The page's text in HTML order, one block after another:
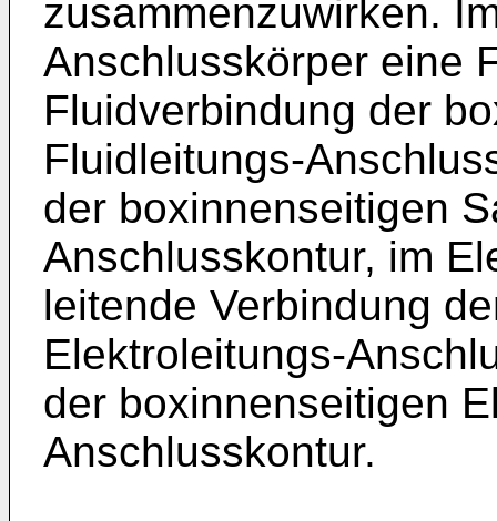
zusammenzuwirken.
Anschlusskörper eine
Fluidverbindung der
Fluidleitungs-
der boxinnenseitigen
Anschlusskontur, im
leitende Verbindung
Elektroleitungs-
der boxinnenseitigen
Anschlusskontur.